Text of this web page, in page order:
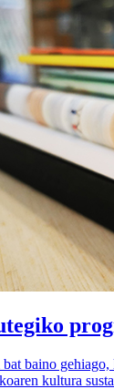
baino gehiago,
kultura